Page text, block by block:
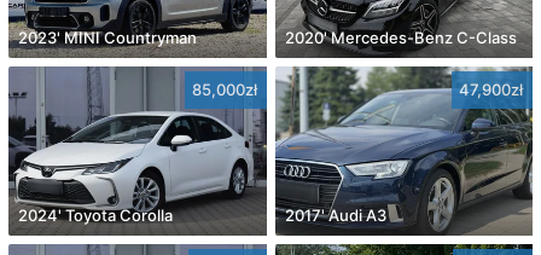
2023' MINI Countryman 2020' Mercedes-Benz C-Class
85,000zł
2024' Toyota Corolla
47,900zł
2017' Audi A3